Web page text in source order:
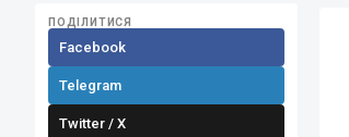
ПОДІЛИТИСЯ
Facebook
Telegram
Twitter / X